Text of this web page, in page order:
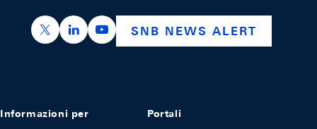
https://x.com/snb_bns
https://ch.linkedin.com/company/swiss-
https://www.youtube.com/
SNB NEWS ALERT
Informazioni per Portali